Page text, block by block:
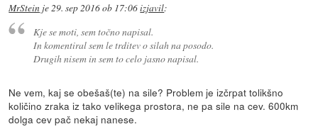
MrStein je29. sep 2016 ob 17:06izjavil:
Kje se moti, sem točno napisal.
In komentiral sem le trditev o silah na posodo.
Drugih nisem in sem to celo jasno napisal.
Ne vem, kaj se obešaš(te) na sile? Problem je izčrpat tolikšno
količino zraka iz tako velikega prostora, ne pa sile na cev. 600km
dolga cev pač nekaj nanese.